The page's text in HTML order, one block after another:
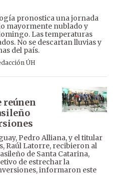
pronostica una jornada
mayormente nublado y
Las temperaturas
No se descartan lluvias y
del país.
ÚH
reúnen
Pedro Alliana, y el titular
Raúl Latorre, recibieron al
de Santa Catarina,
de estrechar la
informaron este